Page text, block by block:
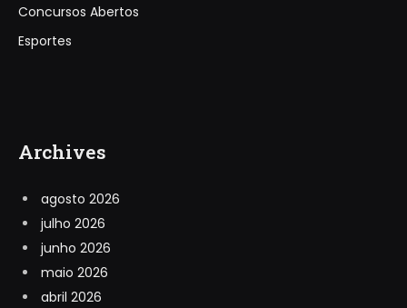
Concursos Abertos
Esportes
Archives
agosto 2026
julho 2026
junho 2026
maio 2026
abril 2026